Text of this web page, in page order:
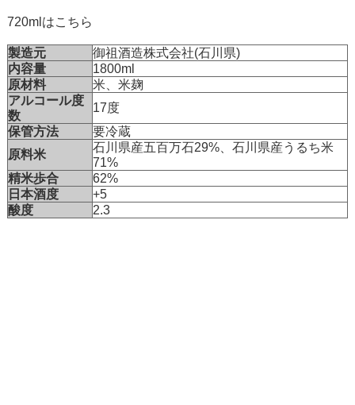
720mlはこちら
製造元
御祖酒造株式会社(石川県)
内容量
1800ml
原材料
米、米麹
アルコール度
数
17度
保管方法
要冷蔵
原料米
石川県産五百万石29%、石川県産うるち米
71%
精米歩合
62%
日本酒度
+5
酸度
2.3